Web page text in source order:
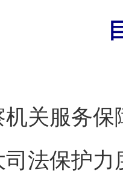
服务保
保护力